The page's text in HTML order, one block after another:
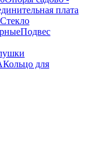
плата
Стекло
Подвес
Кольцо для